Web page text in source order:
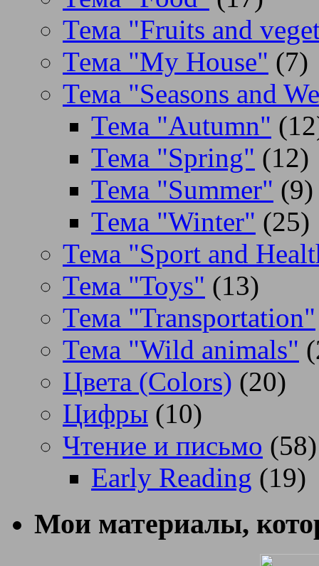
Тема "Fruits and
Тема "My House" (7)
Тема "Seasons and
Тема "Autumn"
Тема "Spring" (12)
Тема "Summer" (9)
Тема "Winter" (25)
Тема "Sport and
Тема "Toys" (13)
Тема "Transportation"
Тема "Wild animals"
Цвета (Colors) (20)
Цифры (10)
Чтение и письмо (58)
Early Reading (19)
Мои материалы,